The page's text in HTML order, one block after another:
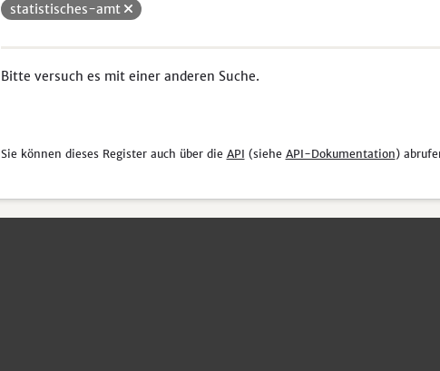
statistisches-amt
Bitte versuch es mit einer anderen Suche.
Sie können dieses Register auch über die API (siehe API-Dokumentation)